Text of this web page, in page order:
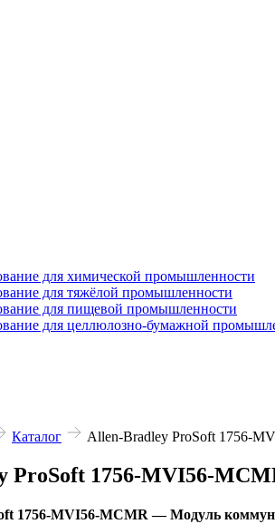
для химической промышленности
для тяжёлой промышленности
для пищевой промышленности
для целлюлозно-бумажной
Каталог Allen-Bradley ProSoft 1756-
ProSoft 1756-MVI56-
1756-MVI56-MCMR — Модуль